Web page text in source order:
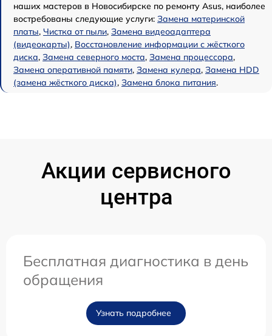
наших мастеров в Новосибирске по ремонту Asus, наиболее
востребованы следующие услуги: Замена материнской
платы, Чистка от пыли, Замена видеоадаптера
(видеокарты), Восстановление информации с жёсткого
диска, Замена северного моста, Замена процессора,
Замена оперативной памяти, Замена кулера, Замена HDD
(замена жёсткого диска), Замена блока питания.
Акции сервисного
центра
Бесплатная диагностика в день
обращения
Узнать подробнее